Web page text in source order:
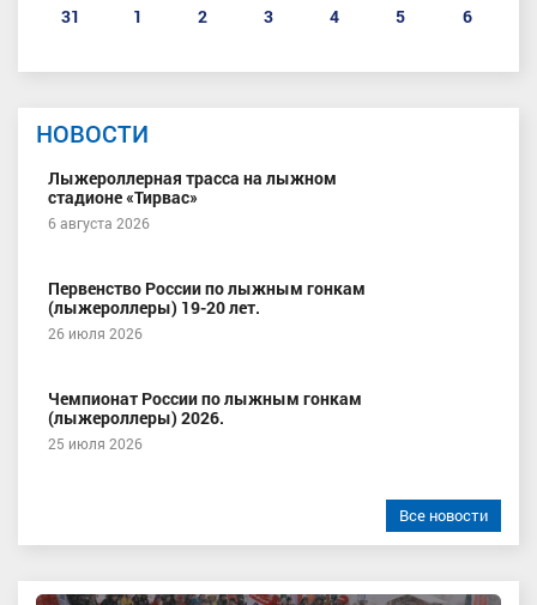
31
1 2 3 4 5 6
НОВОСТИ
Лыжероллерная трасса на лыжном
стадионе «Тирвас»
6 августа 2026
Первенство России по лыжным гонкам
(лыжероллеры) 19-20 лет.
26 июля 2026
Чемпионат России по лыжным гонкам
(лыжероллеры) 2026.
25 июля 2026
Все новости